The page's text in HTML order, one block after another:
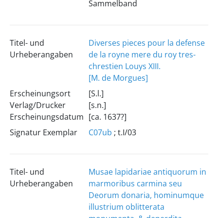
Sammelband
Titel- und
Urheberangaben
Diverses pieces pour la defense
de la royne mere du roy tres-
chrestien Louys XIII.
[M. de Morgues]
Erscheinungsort
Verlag/Drucker
Erscheinungsdatum
[S.l.]
[s.n.]
[ca. 1637?]
Signatur Exemplar
C07ub ; t.I/03
Titel- und
Urheberangaben
Musae lapidariae antiquorum in
marmoribus carmina seu
Deorum donaria, hominumque
illustrium oblitterata